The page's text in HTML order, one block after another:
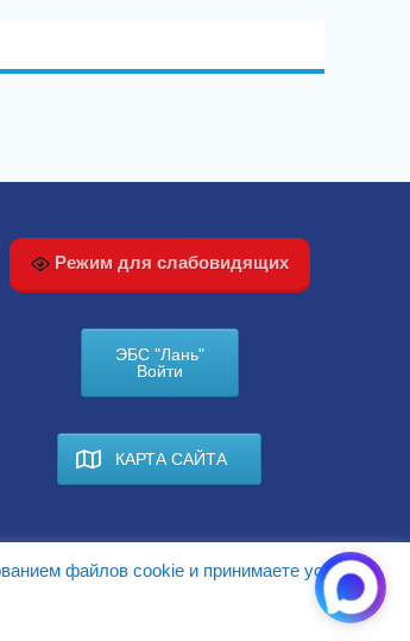
Режим для слабовидящих
ЭБС "Лань"
Войти
КАРТА САЙТА
файлов cookie и принимаете условия.